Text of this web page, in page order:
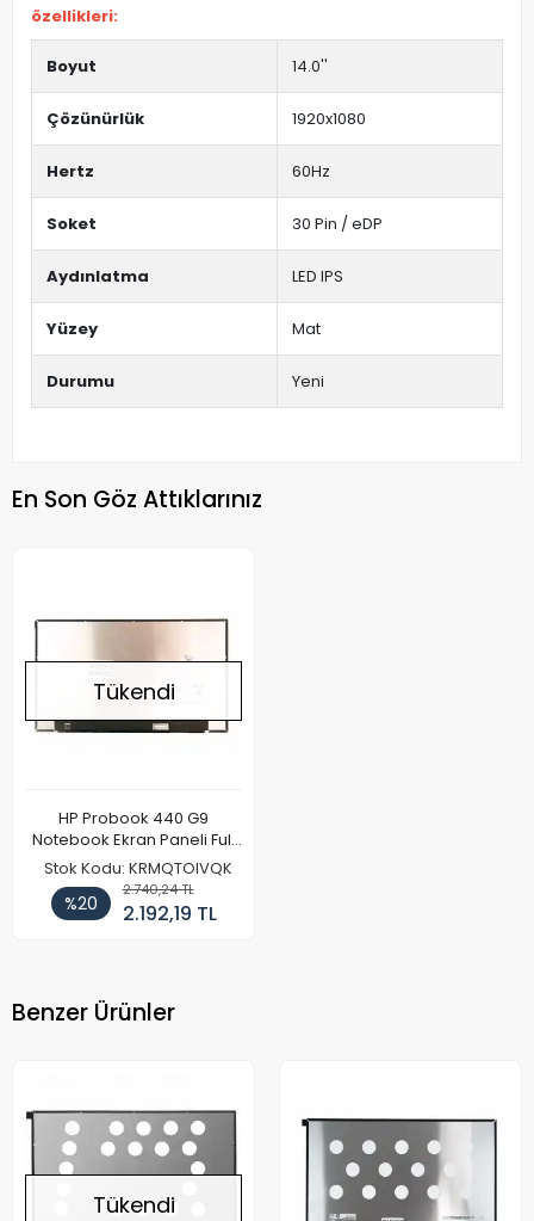
özellikleri:
Boyut 14.0''
Çözünürlük 1920x1080
Hertz 60Hz
Soket 30 Pin / eDP
Aydınlatma LED IPS
Yüzey Mat
Durumu Yeni
En Son Göz Attıklarınız
Tükendi
HP Probook 440 G9
Notebook Ekran Paneli Full
HD
Stok Kodu: KRMQTOIVQK
%20
2.740,24 TL
2.192,19 TL
Benzer Ürünler
Tükendi